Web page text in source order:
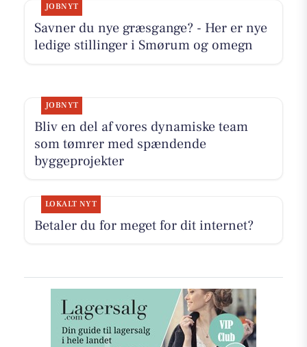
JOBNYT
Savner du nye græsgange? - Her er nye
ledige stillinger i Smørum og omegn
JOBNYT
Bliv en del af vores dynamiske team
som tømrer med spændende
byggeprojekter
LOKALT NYT
Betaler du for meget for dit internet?